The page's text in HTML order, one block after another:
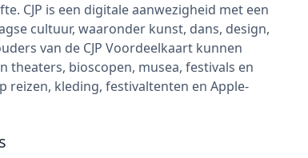
CJP is een digitale aanwezigheid met een
cultuur, waaronder kunst, dans, design,
van de CJP Voordeelkaart kunnen
theaters, bioscopen, musea, festivals en
reizen, kleding, festivaltenten en Apple-